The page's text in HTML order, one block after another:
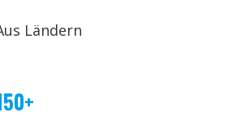
Ländern